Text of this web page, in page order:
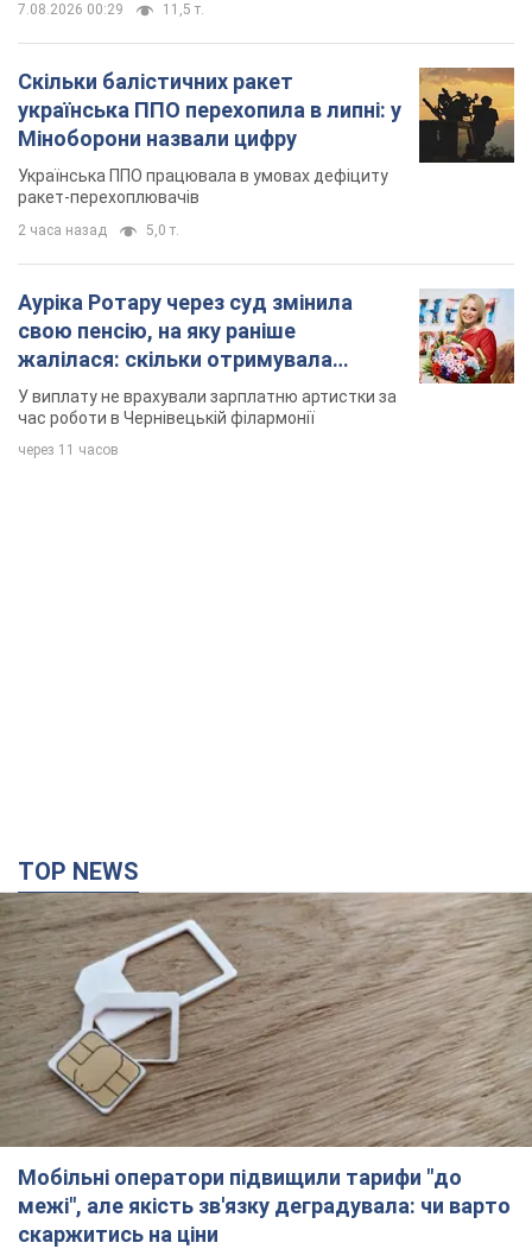
7.08.2026 00:29 11,5 т.
Скільки балістичних ракет
українська ППО перехопила в липні: у
Міноборони назвали цифру
Українська ППО працювала в умовах дефіциту
ракет-перехоплювачів
2 часа назад 5,0 т.
Ауріка Ротару через суд змінила
свою пенсію, на яку раніше
жалілася: скільки отримувала
співачка
У виплату не врахували зарплатню артистки за
час роботи в Чернівецькій філармонії
через 11 часов
TOP NEWS
Мобільні оператори підвищили тарифи "до
межі", але якість зв'язку деградувала: чи варто
скаржитись на ціни